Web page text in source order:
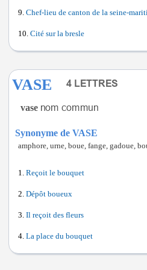
Chef-lieu de canton de la seine-
Cité sur la bresle
VASE
vase
Synonyme de VASE
amphore, urne, boue, fange, gadoue,
Reçoit le bouquet
Dépôt boueux
Il reçoit des fleurs
La place du bouquet